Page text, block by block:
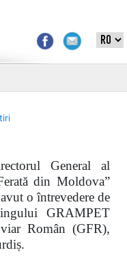
General al
din Moldova”
o întrevedere de
GRAMPET
Român (GFR),